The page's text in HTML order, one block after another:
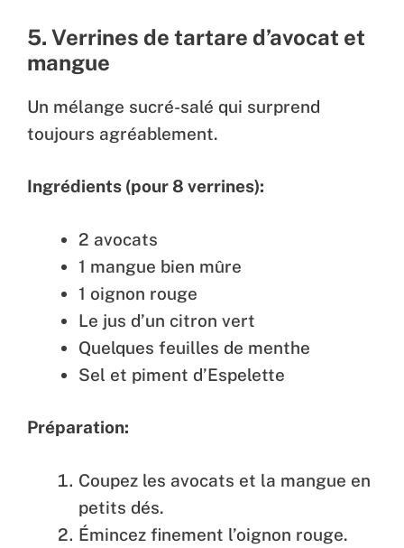
5. Verrines de tartare d’avocat et
mangue
Un mélange sucré-salé qui surprend
toujours agréablement.
Ingrédients (pour 8 verrines):
2 avocats
1 mangue bien mûre
1 oignon rouge
Le jus d’un citron vert
Quelques feuilles de menthe
Sel et piment d’Espelette
Préparation:
Coupez les avocats et la mangue en
petits dés.
Émincez finement l’oignon rouge.